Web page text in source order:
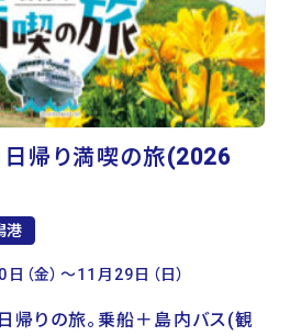
日帰り満喫の旅(2026
港
（金）～11月29日（日）
帰りの旅。乗船＋島内バス(観